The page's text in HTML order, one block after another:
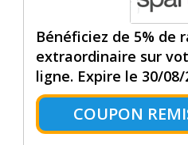
Bénéficiez de 5% de
extraordinaire sur
ligne. Expire le 30/08/
COUPON